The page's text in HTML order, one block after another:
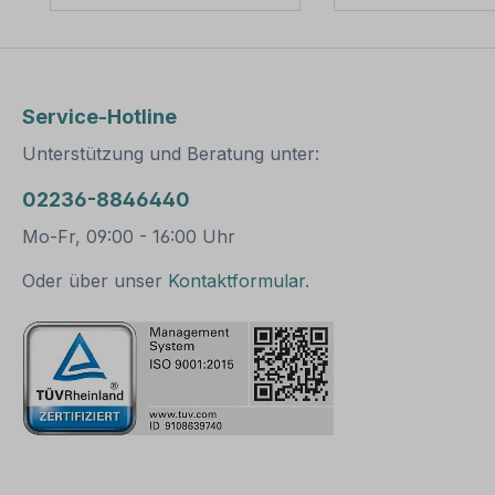
erhältlich,
und somit für dauerhafte
bestens geeignet. Für
von Schildern mit einer
mm werden zwei
Rohrschellen benötigt.
Merkmale dieser
Rohrschelle zur
Norm: nach IVZ
Material: Stahl,
feuerverzinkt
Ausführung: zweiteilig
zum Verschrauben
Schellenlänge: ca. 120
erhältlich,
und somit für
bestens
von Schildern
Rohrschellen
Service-Hotline
Unterstützung und Beratung unter:
02236-8846440
Mo-Fr, 09:00 - 16:00 Uhr
Oder über unser Kontaktformular.